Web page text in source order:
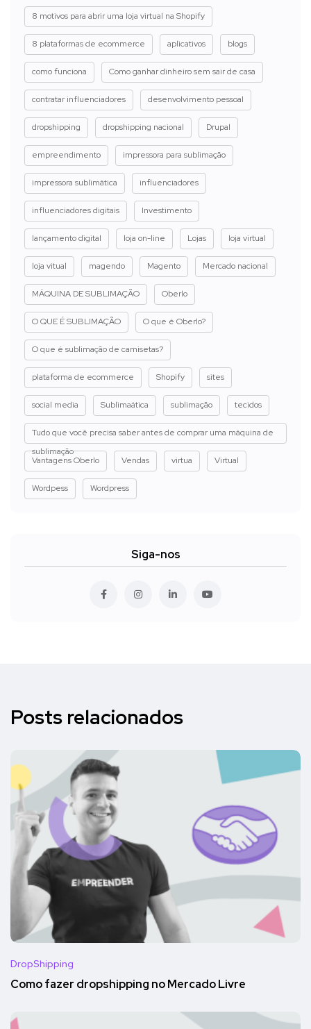
8 motivos para abrir uma loja virtual na Shopify
8 plataformas de ecommerce aplicativos blogs
como funciona Como ganhar dinheiro sem sair de casa
contratar influenciadores desenvolvimento pessoal
dropshipping dropshipping nacional Drupal
empreendimento impressora para sublimação
impressora sublimática influenciadores
influenciadores digitais Investimento
lançamento digital loja on-line Lojas loja virtual
loja vitual magendo Magento Mercado nacional
MÁQUINA DE SUBLIMAÇÃO Oberlo
O QUE É SUBLIMAÇÃO O que é Oberlo?
O que é sublimação de camisetas?
plataforma de ecommerce Shopify sites
social media Sublimaática sublimação tecidos
Tudo que você precisa saber antes de comprar uma máquina de
sublimação
Vantagens Oberlo
Vendas virtua Virtual
Wordpess Wordpress
Siga-nos
Posts relacionados
DropShipping
Como fazer dropshipping no Mercado Livre